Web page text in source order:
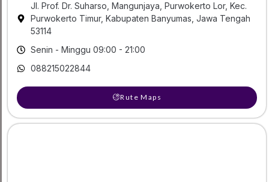
Jl. Prof. Dr. Suharso, Mangunjaya, Purwokerto Lor, Kec.
Purwokerto Timur, Kabupaten Banyumas, Jawa Tengah
53114
Senin - Minggu 09:00 - 21:00
088215022844
Rute Maps